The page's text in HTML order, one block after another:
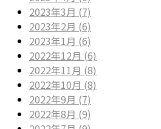
2023年3月 (7)
2023年2月 (6)
2023年1月 (6)
2022年12月 (6)
2022年11月 (8)
2022年10月 (8)
2022年9月 (7)
2022年8月 (9)